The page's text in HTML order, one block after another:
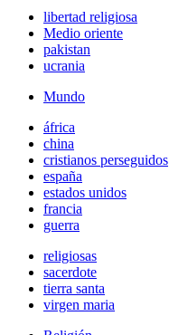
libertad religiosa
Medio oriente
pakistan
ucrania
Mundo
áfrica
china
cristianos perseguidos
españa
estados unidos
francia
guerra
religiosas
sacerdote
tierra santa
virgen maria